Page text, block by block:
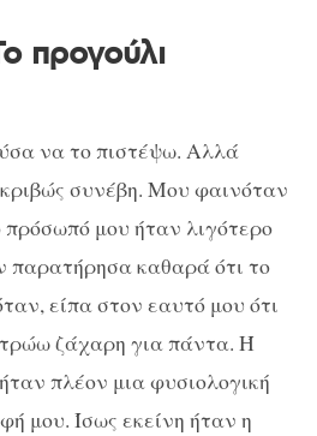
προγούλι
να το πιστέψω. Αλλά
συνέβη. Μου φαινόταν
μου ήταν λιγότερο
παρατήρησα καθαρά ότι το
είπα στον εαυτό μου ότι
ζάχαρη για πάντα. Ή
πλέον μια φυσιολογική
μου. Ίσως εκείνη ήταν η